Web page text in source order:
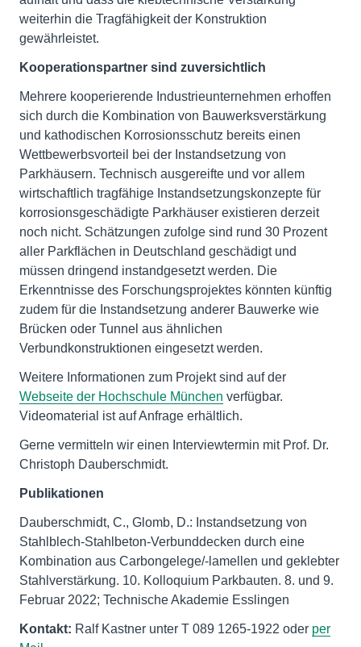
weiterhin die Tragfähigkeit der Konstruktion
gewährleistet.
Kooperationspartner sind zuversichtlich
Mehrere kooperierende Industrieunternehmen erhoffen
sich durch die Kombination von Bauwerksverstärkung
und kathodischen Korrosionsschutz bereits einen
Wettbewerbsvorteil bei der Instandsetzung von
Parkhäusern. Technisch ausgereifte und vor allem
wirtschaftlich tragfähige Instandsetzungskonzepte für
korrosionsgeschädigte Parkhäuser existieren derzeit
noch nicht. Schätzungen zufolge sind rund 30 Prozent
aller Parkflächen in Deutschland geschädigt und
müssen dringend instandgesetzt werden. Die
Erkenntnisse des Forschungsprojektes könnten künftig
zudem für die Instandsetzung anderer Bauwerke wie
Brücken oder Tunnel aus ähnlichen
Verbundkonstruktionen eingesetzt werden.
Weitere Informationen zum Projekt sind auf der
Webseite der Hochschule München verfügbar.
Videomaterial ist auf Anfrage erhältlich.
Gerne vermitteln wir einen Interviewtermin mit Prof. Dr.
Christoph Dauberschmidt.
Publikationen
Dauberschmidt, C., Glomb, D.: Instandsetzung von
Stahlblech-Stahlbeton-Verbunddecken durch eine
Kombination aus Carbongelege/-lamellen und geklebter
Stahlverstärkung. 10. Kolloquium Parkbauten. 8. und 9.
Februar 2022; Technische Akademie Esslingen
Kontakt: Ralf Kastner unter T 089 1265-1922 oder per